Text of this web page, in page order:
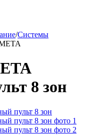
/Системы
8 зон